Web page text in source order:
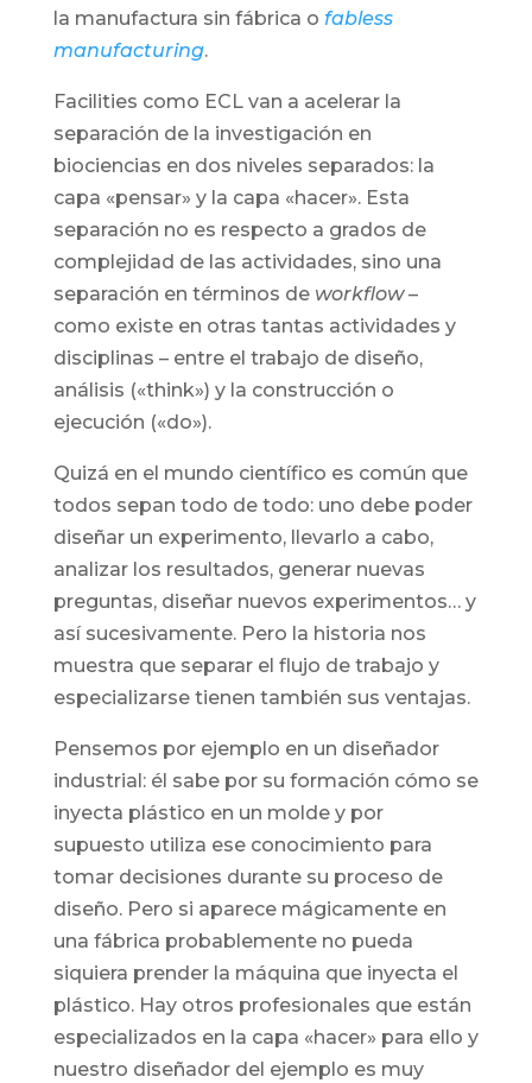
la manufactura sin fábrica o fabless
manufacturing.
Facilities como ECL van a acelerar la
separación de la investigación en
biociencias en dos niveles separados: la
capa «pensar» y la capa «hacer». Esta
separación no es respecto a grados de
complejidad de las actividades, sino una
separación en términos de workflow–
como existe en otras tantas actividades y
disciplinas – entre el trabajo de diseño,
análisis («think») y la construcción o
ejecución («do»).
Quizá en el mundo científico es común que
todos sepan todo de todo: uno debe poder
diseñar un experimento, llevarlo a cabo,
analizar los resultados, generar nuevas
preguntas, diseñar nuevos experimentos… y
así sucesivamente. Pero la historia nos
muestra que separar el flujo de trabajo y
especializarse tienen también sus ventajas.
Pensemos por ejemplo en un diseñador
industrial: él sabe por su formación cómo se
inyecta plástico en un molde y por
supuesto utiliza ese conocimiento para
tomar decisiones durante su proceso de
diseño. Pero si aparece mágicamente en
una fábrica probablemente no pueda
siquiera prender la máquina que inyecta el
plástico. Hay otros profesionales que están
especializados en la capa «hacer» para ello y
nuestro diseñador del ejemplo es muy